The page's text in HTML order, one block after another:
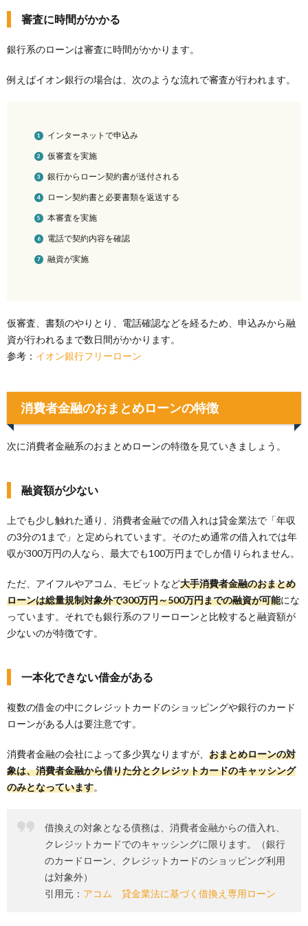
審査に時間がかかる
銀行系のローンは審査に時間がかかります。
例えばイオン銀行の場合は、次のような流れで審査が行われます。
インターネットで申込み
仮審査を実施
銀行からローン契約書が送付される
ローン契約書と必要書類を返送する
本審査を実施
電話で契約内容を確認
融資が実施
仮審査、書類のやりとり、電話確認などを経るため、申込みから融
資が行われるまで数日間がかかります。
参考： イオン銀行フリーローン
消費者金融のおまとめローンの特徴
次に消費者金融系のおまとめローンの特徴を見ていきましょう。
融資額が少ない
上でも少し触れた通り、消費者金融での借入れは貸金業法で「年収
の3分の1まで」と定められています。そのため通常の借入れでは年
収が300万円の人なら、最大でも100万円までしか借りられません。
ただ、アイフルやアコム、モビットなど大手消費者金融のおまとめ
ローンは総量規制対象外で300万円～500万円までの融資が可能にな
っています。それでも銀行系のフリーローンと比較すると融資額が
少ないのが特徴です。
一本化できない借金がある
複数の借金の中にクレジットカードのショッピングや銀行のカード
ローンがある人は要注意です。
消費者金融の会社によって多少異なりますが、 おまとめローンの対
象は、消費者金融から借りた分とクレジットカードのキャッシング
のみとなっています。
借換えの対象となる債務は、消費者金融からの借入れ、
クレジットカードでのキャッシングに限ります。（銀行
のカードローン、クレジットカードのショッピング利用
は対象外）
引用元： アコム 貸金業法に基づく借換え専用ローン